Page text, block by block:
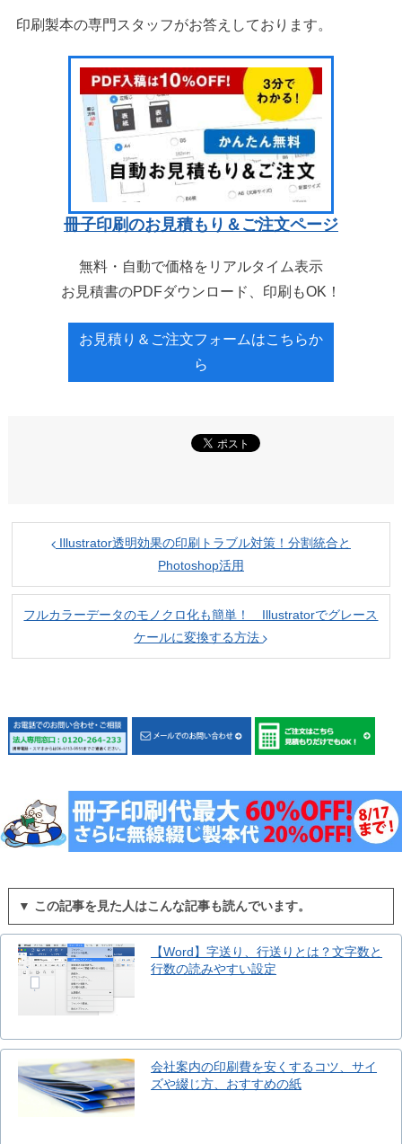
印刷製本の専門スタッフがお答えしております。
冊子印刷のお見積もり＆ご注文ページ
無料・自動で価格をリアルタイム表示
お見積書のPDFダウンロード、印刷もOK！
お見積り＆ご注文フォームはこちらか
ら
Illustrator透明効果の印刷トラブル対策！分割統合と
Photoshop活用
フルカラーデータのモノクロ化も簡単！ Illustratorでグレース
ケールに変換する方法
▼ この記事を見た人はこんな記事も読んでいます。
【Word】字送り、行送りとは？文字数と
行数の読みやすい設定
会社案内の印刷費を安くするコツ、サイ
ズや綴じ方、おすすめの紙